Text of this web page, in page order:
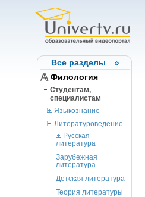
Все разделы
Филология
Студентам,
cпециалистам
Языкознание
Литературоведение
Русская
литература
Зарубежная
литература
Детская литература
Теория литературы